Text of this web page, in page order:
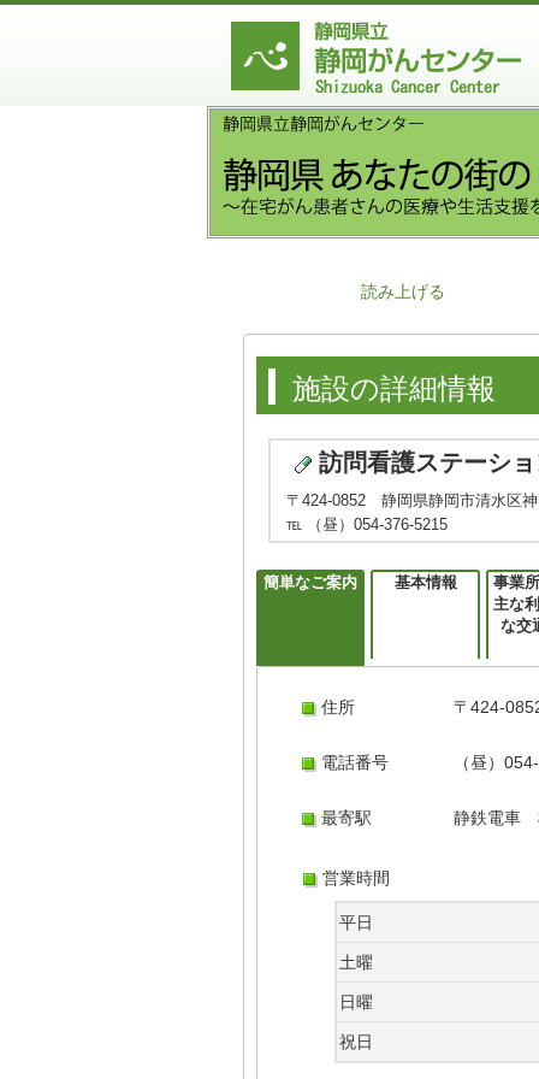
読み上げる
施設の詳細情報
訪問看護ステーシ
〒424-0852 静岡県静岡市清水区神
℡ （昼）054-376-5215
簡単なご案内 基本情報
事業
主な
な交
住所 〒424-
電話番号 （昼）
最寄駅 静鉄電車
営業時間
平日
土曜
日曜
祝日